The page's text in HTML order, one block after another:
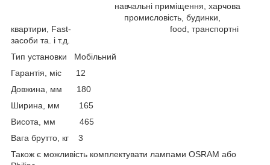
навчальні приміщення, харчова
промисловість, будинки,
квартири, Fast- food, транспортні
засоби та. і т.д.
Тип установки Мобільний
Гарантія, міс 12
Довжина, мм 180
Ширина, мм 165
Висота, мм 465
Вага брутто, кг 3
Також є можливість комплектувати лампами OSRAM або